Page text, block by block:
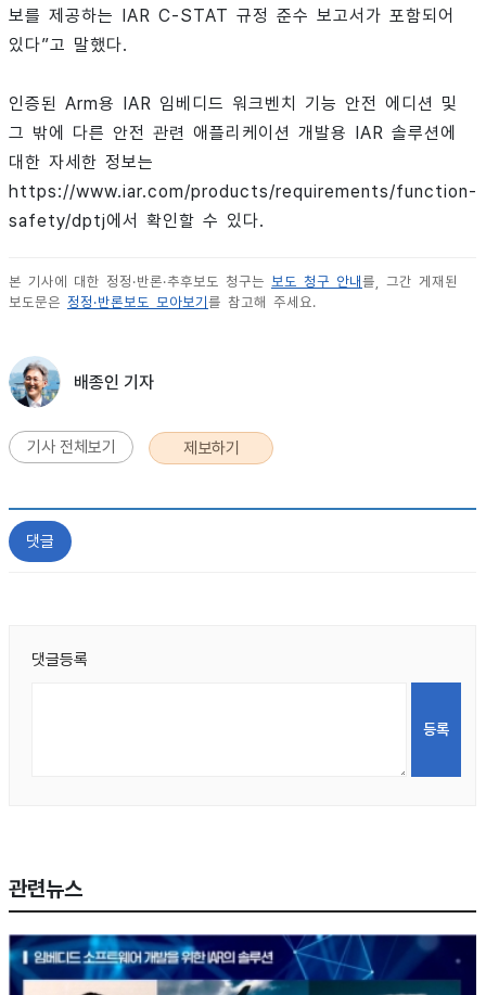
보를 제공하는 IAR C-STAT 규정 준수 보고서가 포함되어
있다”고 말했다.
인증된 Arm용 IAR 임베디드 워크벤치 기능 안전 에디션 및
그 밖에 다른 안전 관련 애플리케이션 개발용 IAR 솔루션에
대한 자세한 정보는
https://www.iar.com/products/requirements/function-
safety/dptj에서 확인할 수 있다.
본 기사에 대한 정정·반론·추후보도 청구는 보도 청구 안내 를, 그간 게재된
보도문은 정정·반론보도 모아보기 를 참고해 주세요.
배종인 기자
기사 전체보기 제보하기
댓글
댓글등록
관련뉴스